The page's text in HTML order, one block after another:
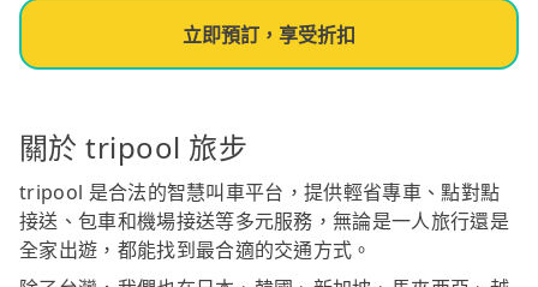
立即預訂，享受折扣
關於 tripool 旅步
tripool 是合法的智慧叫車平台，提供輕省專車、點對點
接送、包車和機場接送等多元服務，無論是一人旅行還是
全家出遊，都能找到最合適的交通方式。